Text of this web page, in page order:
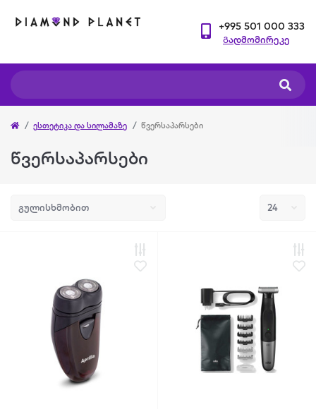
+995 501 000 333
Გადმომირეკე
ესთეტიკა და სილამაზე წვერსაპარსები
წვერსაპარსები